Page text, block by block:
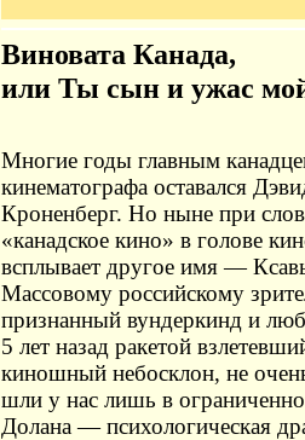
Виновата Канада,
или Ты сын и ужас
Многие годы главным
кинематографа оставался
Кроненберг. Но ныне при
«канадское кино» в голове
всплывает другое имя —
Массовому российскому
признанный вундеркинд и
5 лет назад ракетой
киношный небосклон, не
шли у нас лишь в
Долана — психологическая